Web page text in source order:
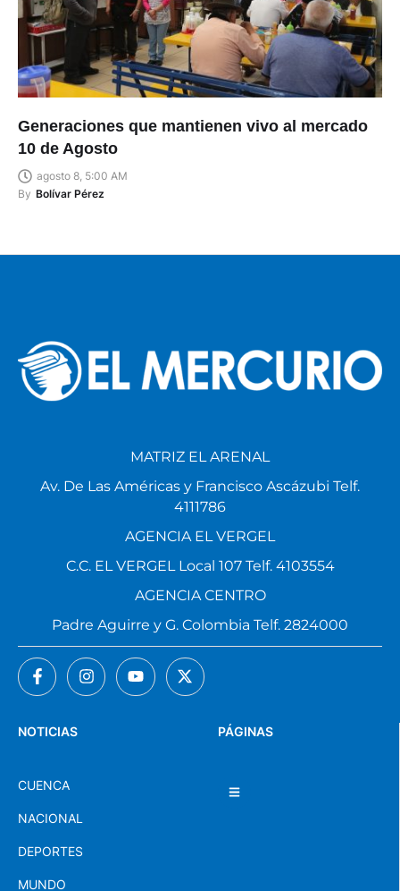
Generaciones que mantienen vivo al mercado
10 de Agosto
agosto 8, 5:00 AM
By Bolívar Pérez
PÁGINAS
NOTICIAS
CUENCA
NACIONAL
DEPORTES
MUNDO
MATRIZ EL ARENAL
Av. De Las Américas y Francisco Ascázubi Telf.
4111786
AGENCIA EL VERGEL
C.C. EL VERGEL Local 107 Telf. 4103554
AGENCIA CENTRO
Padre Aguirre y G. Colombia Telf. 2824000